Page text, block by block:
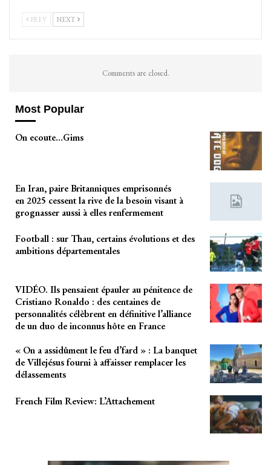
PREV NEXT
Comments are closed.
Most Popular
On ecoute…Gims
En Iran, paire Britanniques emprisonnés
en 2025 cessent la rive de la besoin visant à
grognasser aussi à elles renfermement
Football : sur Thau, certains évolutions et des
ambitions départementales
VIDÉO. Ils pensaient épauler au pénitence de
Cristiano Ronaldo : des centaines de
personnalités célèbrent en définitive l’alliance
de un duo de inconnus hôte en France
« On a assidûment le feu d’fard » : La banquet
de Villejésus fourni à affaisser remplacer les
délassements
French Film Review: L’Attachement